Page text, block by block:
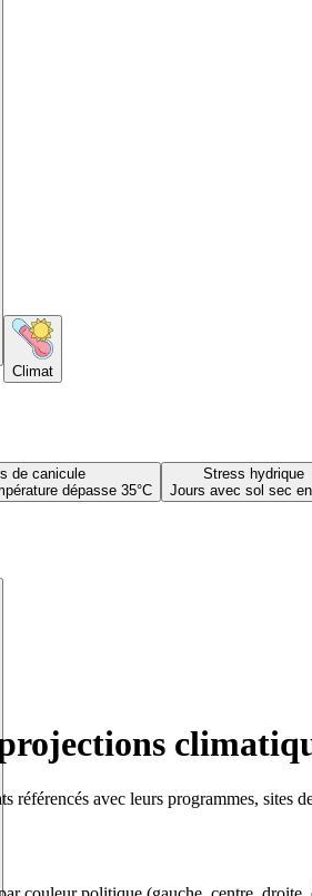
Climat
de canicule
dépasse 35°C
Stress hydrique
Jours avec sol sec
avec leurs programmes, sites